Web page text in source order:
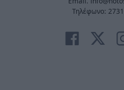
Τηλέφωνο: